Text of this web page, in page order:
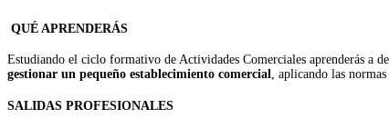
QUÉ APRENDERÁS
Estudiando el ciclo formativo de Actividades Comerciales aprenderás a
gestionar un pequeño establecimiento comercial, aplicando las
SALIDAS PROFESIONALES